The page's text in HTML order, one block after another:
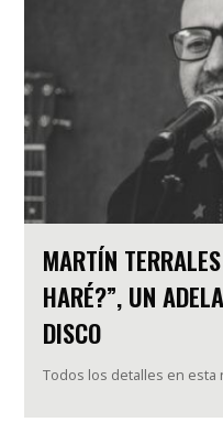
MARTÍN
HARÉ?”, UN
DISCO
Todos los detalles en esta